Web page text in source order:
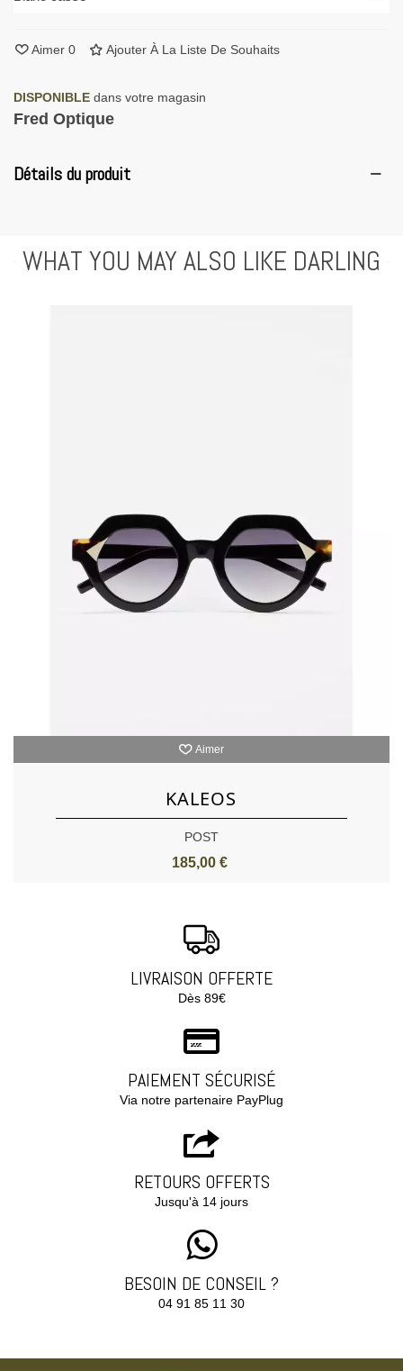
Aimer 0 Ajouter À La Liste De Souhaits
DISPONIBLE dans votre magasin
Fred Optique
Détails du produit
WHAT YOU MAY ALSO LIKE DARLING
Aimer
KALEOS
POST
185,00 €
LIVRAISON OFFERTE
Dès 89€
PAIEMENT SÉCURISÉ
Via notre partenaire PayPlug
RETOURS OFFERTS
Jusqu'à 14 jours
BESOIN DE CONSEIL ?
04 91 85 11 30‬